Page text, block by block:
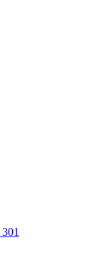
301